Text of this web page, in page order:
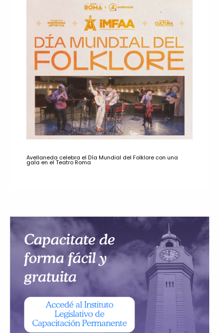
Avellaneda celebra el Día Mundial del Folklore con una
gala en el Teatro Roma